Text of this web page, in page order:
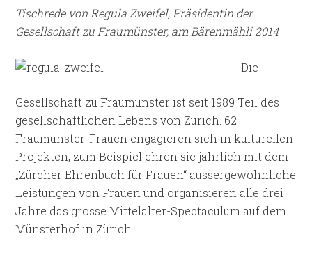
Tischrede von Regula Zweifel, Präsidentin der
Gesellschaft zu Fraumünster, am Bärenmähli 2014
Die
Gesellschaft zu Fraumünster ist seit 1989 Teil des
gesellschaftlichen Lebens von Zürich. 62
Fraumünster-Frauen engagieren sich in kulturellen
Projekten, zum Beispiel ehren sie jährlich mit dem
„Zürcher Ehrenbuch für Frauen“ aussergewöhnliche
Leistungen von Frauen und organisieren alle drei
Jahre das grosse Mittelalter-Spectaculum auf dem
Münsterhof in Zürich.